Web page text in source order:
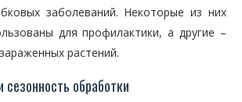
заболеваний. Некоторые из них
для профилактики, а другие –
растений.
сезонность обработки